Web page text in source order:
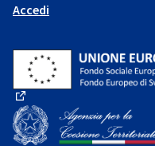
Accedi
(Collegamento esterno)